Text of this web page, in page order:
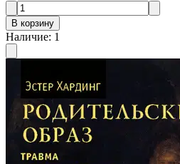
В корзину
Наличие: 1